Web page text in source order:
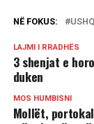
NË FOKUS:
LAJMI I RRADHËS
3 shenjat e
duken
MOS HUMBISNI
Mollët,